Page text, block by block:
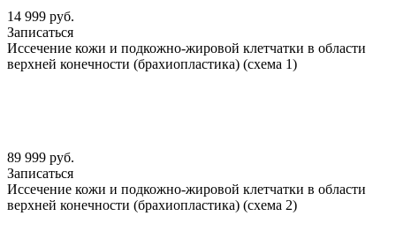
14 999 руб.
Записаться
Иссечение кожи и подкожно-жировой клетчатки в области
верхней конечности (брахиопластика) (схема 1)
89 999 руб.
Записаться
Иссечение кожи и подкожно-жировой клетчатки в области
верхней конечности (брахиопластика) (схема 2)